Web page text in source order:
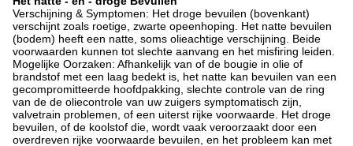
Verschijning & Symptomen: Het droge bevuilen (bovenkant)
verschijnt zoals roetige, zwarte opeenhoping. Het natte bevuilen
(bodem) heeft een natte, soms olieachtige verschijning. Beide
voorwaarden kunnen tot slechte aanvang en het misfiring leiden.
Mogelijke Oorzaken: Afhankelijk van of de bougie in olie of
brandstof met een laag bedekt is, het natte kan bevuilen van een
gecompromitteerde hoofdpakking, slechte controle van de ring
van de de oliecontrole van uw zuigers symptomatisch zijn,
valvetrain problemen, of een uiterst rijke voorwaarde. Het droge
bevuilen, of de koolstof die, wordt vaak veroorzaakt door een
overdreven rijke voorwaarde bevuilen, en het probleem kan met